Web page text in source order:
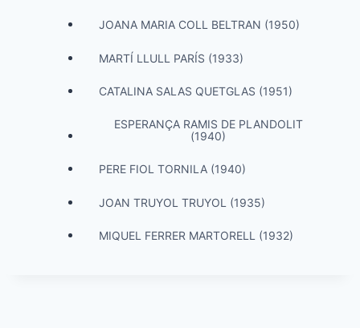
JOANA MARIA COLL BELTRAN (1950)
MARTÍ LLULL PARÍS (1933)
CATALINA SALAS QUETGLAS (1951)
ESPERANÇA RAMIS DE PLANDOLIT
(1940)
PERE FIOL TORNILA (1940)
JOAN TRUYOL TRUYOL (1935)
MIQUEL FERRER MARTORELL (1932)